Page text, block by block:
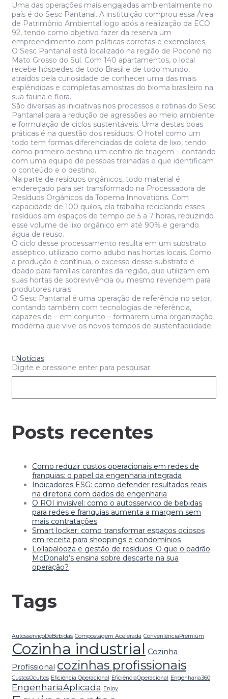
Uma das operações mais engajadas ambientalmente no
país é do Sesc Pantanal. A instituição comprou essa Área
de Patrimônio Ambiental logo após a realização da ECO
92, tendo como objetivo fazer da reserva um
empreendimento com políticas corretas e exemplares.
O Sesc Pantanal está localizado na região de Poconé no
Mato Grosso do Sul. Com 140 apartamentos, o local
recebe hóspedes de todo Brasil e de todo mundo,
atraídos pela curiosidade de conhecer uma das mais
esplêndidas e completas amostras do bioma brasileiro na
sua fauna e flora.
São diversas as iniciativas nos processos e rotinas do Sesc
Pantanal para a redução de agressões ao meio ambiente
e formulação de ciclos sustentáveis. Uma destas boas
práticas é na questão dos resíduos. O hotel como um
todo tem formas diferenciadas de coleta de lixo, tendo
como primeiro destino um centro de triagem – contando
com uma equipe de pessoas treinadas e que identificam
o conteúdo e o destino.
Na parte de resíduos orgânicos, todo material é
endereçado para ser transformado na Processadora de
Resíduos Orgânicos da Topema Innovations. Com
capacidade de 100 quilos, ela trabalha reciclando esses
resíduos em espaços de tempo de 5 a 7 horas, reduzindo
esse volume de lixo orgânico em até 90% e gerando
água de reuso.
O ciclo desse processamento resulta em um substrato
asséptico, utilizado como adubo nas hortas locais. Como
a produção é contínua, o excesso desse substrato é
doado para famílias carentes da região, que utilizam em
suas hortas de sobrevivência ou mesmo revendem para
produtores rurais.
O Sesc Pantanal é uma operação de referência no setor,
contando também com tecnologias de referência,
capazes de – em conjunto – formarem uma organização
moderna que vive os novos tempos de sustentabilidade.
Notícias
Digite e pressione enter para pesquisar
Posts recentes
Como reduzir custos operacionais em redes de
franquias: o papel da engenharia integrada
Indicadores ESG: como defender resultados reais
na diretoria com dados de engenharia
O ROI invisível: como o autosserviço de bebidas
para redes e franquias aumenta a margem sem
mais contratações
Smart locker: como transformar espaços ociosos
em receita para shoppings e condomínios
Lollapalooza e gestão de resíduos: O que o padrão
McDonald’s ensina sobre descarte na sua
operação?
Tags
AutosserviçoDeBebidas Compostagem Acelerada ConveniênciaPremium
Cozinha industrial Cozinha
Profissional cozinhas profissionais
CustosOcultos Eficiência Operacional EficiênciaOperacional Engenharia360
EngenhariaAplicada Enjoy